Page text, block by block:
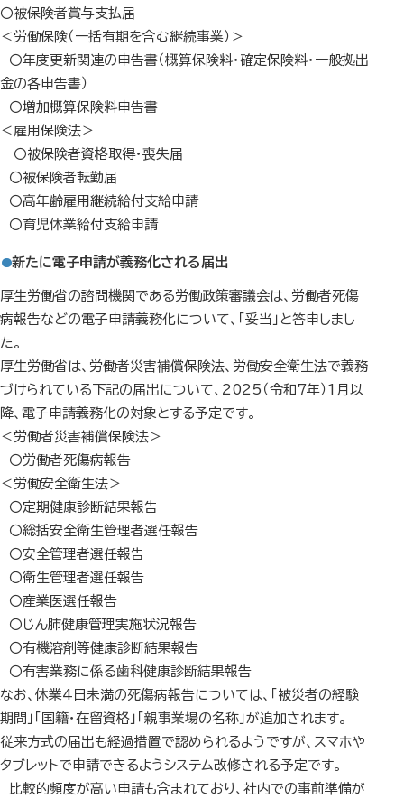
〇被保険者賞与支払届
＜労働保険（一括有期を含む継続事業）＞
〇年度更新関連の申告書（概算保険料・確定保険料・一般拠出
金の各申告書）
〇増加概算保険料申告書
＜雇用保険法＞
〇被保険者資格取得・喪失届
〇被保険者転勤届
〇高年齢雇用継続給付支給申請
〇育児休業給付支給申請
新たに電子申請が義務化される届出
厚生労働省の諮問機関である労働政策審議会は、労働者死傷
病報告などの電子申請義務化について、「妥当」と答申しまし
た。
厚生労働省は、労働者災害補償保険法、労働安全衛生法で義務
づけられている下記の届出について、2025（令和7年）1月以
降、電子申請義務化の対象とする予定です。
＜労働者災害補償保険法＞
〇労働者死傷病報告
＜労働安全衛生法＞
〇定期健康診断結果報告
〇総括安全衛生管理者選任報告
〇安全管理者選任報告
〇衛生管理者選任報告
〇産業医選任報告
〇じん肺健康管理実施状況報告
〇有機溶剤等健康診断結果報告
〇有害業務に係る歯科健康診断結果報告
なお、休業4日未満の死傷病報告については、「被災者の経験
期間」「国籍・在留資格」「親事業場の名称」が追加されます。
従来方式の届出も経過措置で認められるようですが、スマホや
タブレットで申請できるようシステム改修される予定です。
比較的頻度が高い申請も含まれており、社内での事前準備が